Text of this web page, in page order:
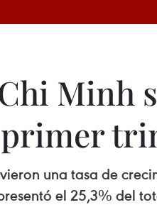
Minh
una tasa de
el 25,3% del